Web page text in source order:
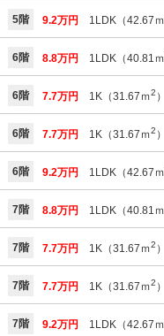
5階 9.2万円 1LDK（42.67ｍ
6階 8.8万円 1LDK（40.81ｍ
6階 7.7万円 1K（31.67ｍ2 ）
6階 7.7万円 1K（31.67ｍ2 ）
6階 9.2万円 1LDK（42.67ｍ
7階 8.8万円 1LDK（40.81ｍ
7階 7.7万円 1K（31.67ｍ2 ）
7階 7.7万円 1K（31.67ｍ2 ）
7階 9.2万円 1LDK（42.67ｍ